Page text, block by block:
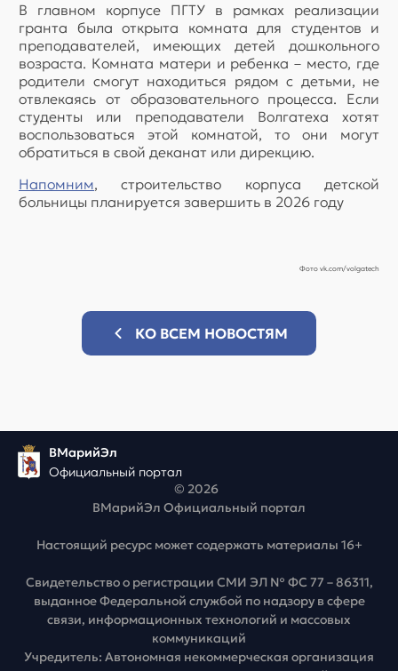
В главном корпусе ПГТУ в рамках реализации
гранта была открыта комната для студентов и
преподавателей, имеющих детей дошкольного
возраста. Комната матери и ребенка – место, где
родители смогут находиться рядом с детьми, не
отвлекаясь от образовательного процесса. Если
студенты или преподаватели Волгатеха хотят
воспользоваться этой комнатой, то они могут
обратиться в свой деканат или дирекцию.
Напомним, строительство корпуса детской
больницы планируется завершить в 2026 году
Фото vk.com/volgatech
КО ВСЕМ НОВОСТЯМ
ВМарийЭл
Официальный портал
© 2026
ВМарийЭл Официальный портал
Настоящий ресурс может содержать материалы 16+
Свидетельство о регистрации СМИ ЭЛ № ФС 77 – 86311,
выданное Федеральной службой по надзору в сфере
связи, информационных технологий и массовых
коммуникаций
Учредитель: Автономная некоммерческая организация